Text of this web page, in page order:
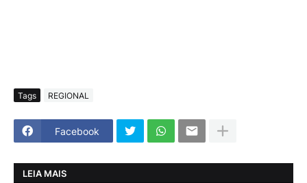
Tags REGIONAL
Facebook
LEIA MAIS